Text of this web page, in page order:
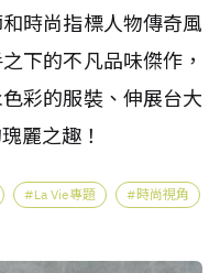
時尚指標人物傳奇風
下的不凡品味傑作，
彩的服裝、伸展台大
麗之趣！
La Vie專題 時尚視角